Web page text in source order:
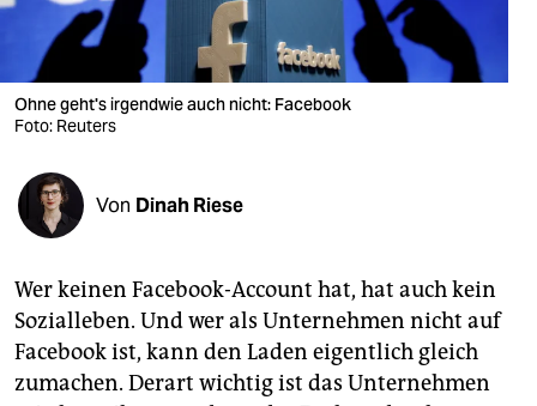
wahrheit
verlag
verlag
veranstaltungen
shop
unterstützen
abo
Ohne geht's irgendwie auch nicht: Facebook
Foto: Reuters
Von Dinah Riese
Wer keinen Facebook-Account hat, hat auch kein
Sozialleben. Und wer als Unternehmen nicht auf
Face­book ist, kann den Laden eigentlich gleich
zumachen. Derart wichtig ist das Unternehmen